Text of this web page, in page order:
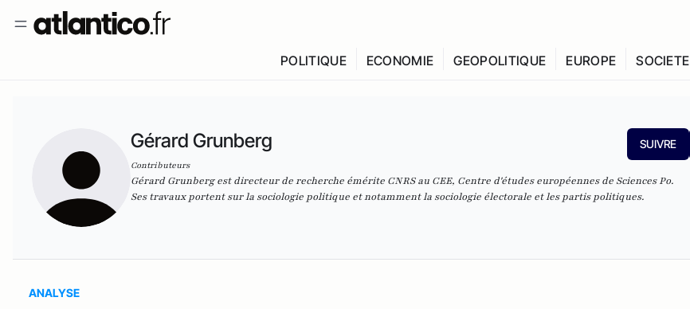
POLITIQUE ECONOMIE GEOPOLITIQUE EUROPE SOCIETE
Gérard Grunberg
Contributeurs
SUIVRE
Gérard Grunberg est directeur de recherche émérite CNRS au CEE, Centre d'études européennes de Sciences Po.
Ses travaux portent sur la sociologie politique et notamment la sociologie électorale et les partis politiques.
ANALYSE